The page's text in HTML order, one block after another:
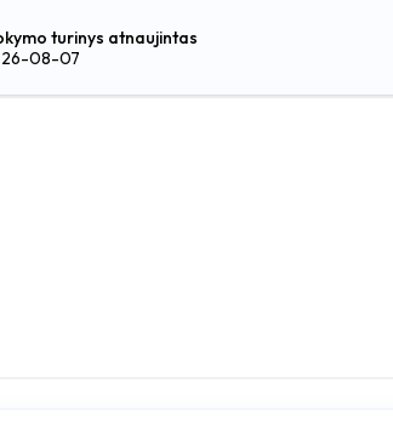
turinys atnaujintas
08-07